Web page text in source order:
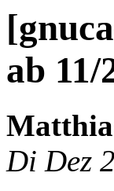
ab
Di Dez